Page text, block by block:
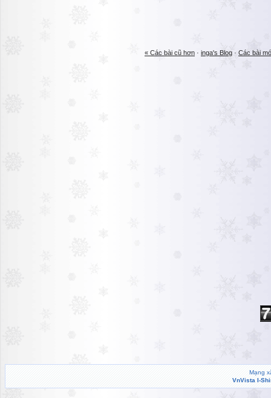
« Các bài cũ hơn · inga's Blog · Các bài
Mạng
VnVista I-